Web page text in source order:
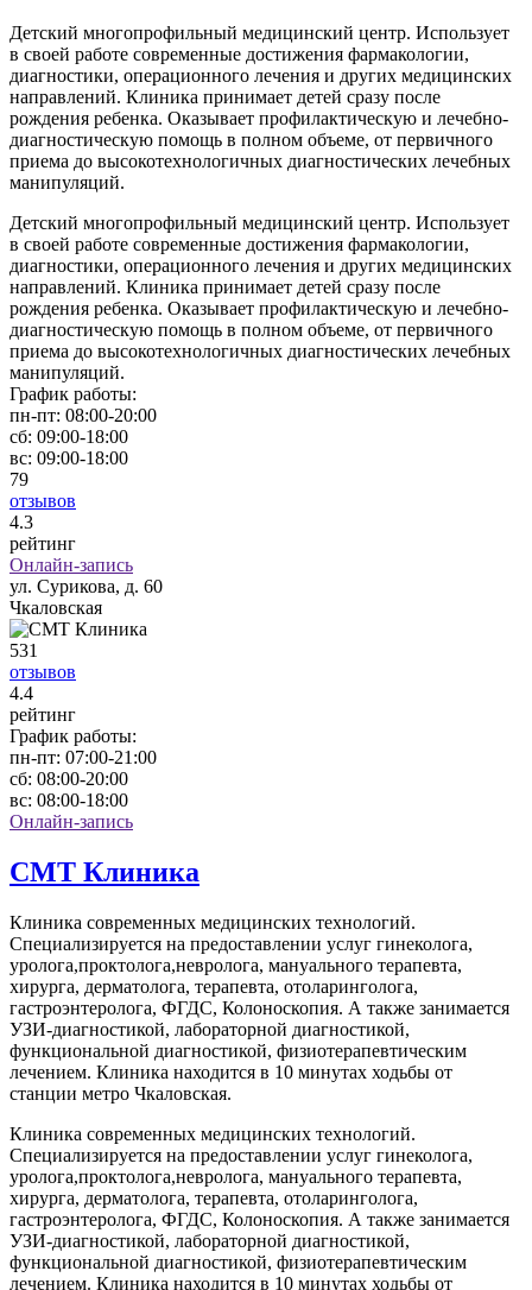
Детский многопрофильный медицинский центр. Использует
в своей работе современные достижения фармакологии,
диагностики, операционного лечения и других медицинских
направлений. Клиника принимает детей сразу после
рождения ребенка. Оказывает профилактическую и лечебно-
диагностическую помощь в полном объеме, от первичного
приема до высокотехнологичных диагностических лечебных
манипуляций.
Детский многопрофильный медицинский центр. Использует
в своей работе современные достижения фармакологии,
диагностики, операционного лечения и других медицинских
направлений. Клиника принимает детей сразу после
рождения ребенка. Оказывает профилактическую и лечебно-
диагностическую помощь в полном объеме, от первичного
приема до высокотехнологичных диагностических лечебных
манипуляций.
График работы:
пн-пт: 08:00-20:00
сб: 09:00-18:00
вс: 09:00-18:00
79
отзывов
4.3
рейтинг
Онлайн-запись
ул. Сурикова, д. 60
Чкаловская
531
отзывов
4.4
рейтинг
График работы:
пн-пт: 07:00-21:00
сб: 08:00-20:00
вс: 08:00-18:00
Онлайн-запись
СМТ Клиника
Клиника современных медицинских технологий.
Специализируется на предоставлении услуг гинеколога,
уролога,проктолога,невролога, мануального терапевта,
хирурга, дерматолога, терапевта, отоларинголога,
гастроэнтеролога, ФГДС, Колоноскопия. А также занимается
УЗИ-диагностикой, лабораторной диагностикой,
функциональной диагностикой, физиотерапевтическим
лечением. Клиника находится в 10 минутах ходьбы от
станции метро Чкаловская.
Клиника современных медицинских технологий.
Специализируется на предоставлении услуг гинеколога,
уролога,проктолога,невролога, мануального терапевта,
хирурга, дерматолога, терапевта, отоларинголога,
гастроэнтеролога, ФГДС, Колоноскопия. А также занимается
УЗИ-диагностикой, лабораторной диагностикой,
функциональной диагностикой, физиотерапевтическим
лечением. Клиника находится в 10 минутах ходьбы от